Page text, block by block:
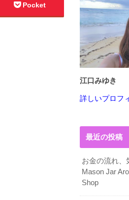
Pocket
江口みゆき
詳しいプロフ
最近の投稿
お金の流れ、
Mason Jar
Shop